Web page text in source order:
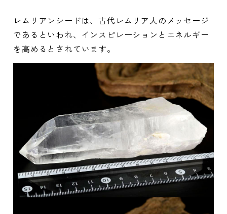
レムリアンシードは、古代レムリア人のメッセージ
であるといわれ、インスピレーションとエネルギー
を高めるとされています。